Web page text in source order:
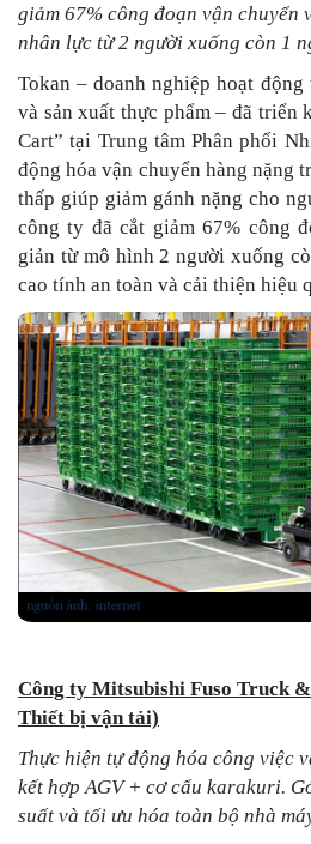
giảm 67% công đoạn vận chuyển
nhân lực từ 2 người xuống còn 1
Tokan – doanh nghiệp hoạt
và sản xuất thực phẩm – đã triển
Cart” tại Trung tâm Phân phối
động hóa vận chuyển hàng nặng
thấp giúp giảm gánh nặng cho
công ty đã cắt giảm 67% công
giản từ mô hình 2 người xuống
cao tính an toàn và cải thiện hiệu
Công ty Mitsubishi Fuso Truck
Thiết bị vận tải)
Thực hiện tự động hóa công việc
kết hợp AGV + cơ cấu karakuri.
suất và tối ưu hóa toàn bộ nhà